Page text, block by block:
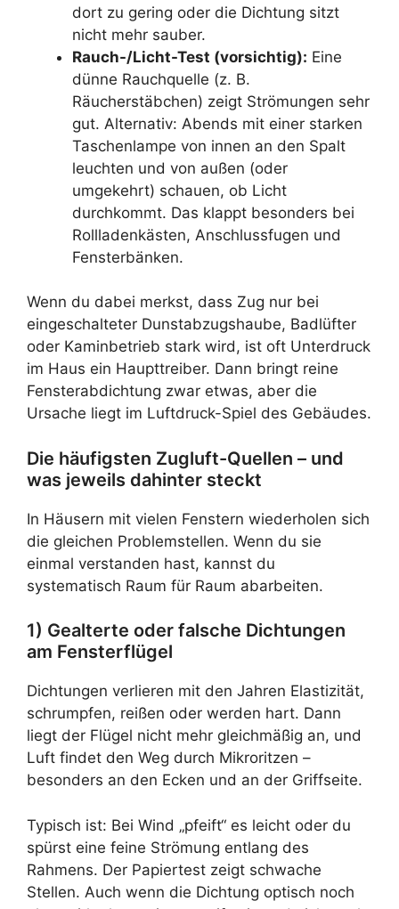
dort zu gering oder die Dichtung sitzt
nicht mehr sauber.
Rauch-/Licht-Test (vorsichtig): Eine
dünne Rauchquelle (z. B.
Räucherstäbchen) zeigt Strömungen sehr
gut. Alternativ: Abends mit einer starken
Taschenlampe von innen an den Spalt
leuchten und von außen (oder
umgekehrt) schauen, ob Licht
durchkommt. Das klappt besonders bei
Rollladenkästen, Anschlussfugen und
Fensterbänken.
Wenn du dabei merkst, dass Zug nur bei
eingeschalteter Dunstabzugshaube, Badlüfter
oder Kaminbetrieb stark wird, ist oft Unterdruck
im Haus ein Haupttreiber. Dann bringt reine
Fensterabdichtung zwar etwas, aber die
Ursache liegt im Luftdruck-Spiel des Gebäudes.
Die häufigsten Zugluft-Quellen – und
was jeweils dahinter steckt
In Häusern mit vielen Fenstern wiederholen sich
die gleichen Problemstellen. Wenn du sie
einmal verstanden hast, kannst du
systematisch Raum für Raum abarbeiten.
1) Gealterte oder falsche Dichtungen
am Fensterflügel
Dichtungen verlieren mit den Jahren Elastizität,
schrumpfen, reißen oder werden hart. Dann
liegt der Flügel nicht mehr gleichmäßig an, und
Luft findet den Weg durch Mikroritzen –
besonders an den Ecken und an der Griffseite.
Typisch ist: Bei Wind „pfeift“ es leicht oder du
spürst eine feine Strömung entlang des
Rahmens. Der Papiertest zeigt schwache
Stellen. Auch wenn die Dichtung optisch noch